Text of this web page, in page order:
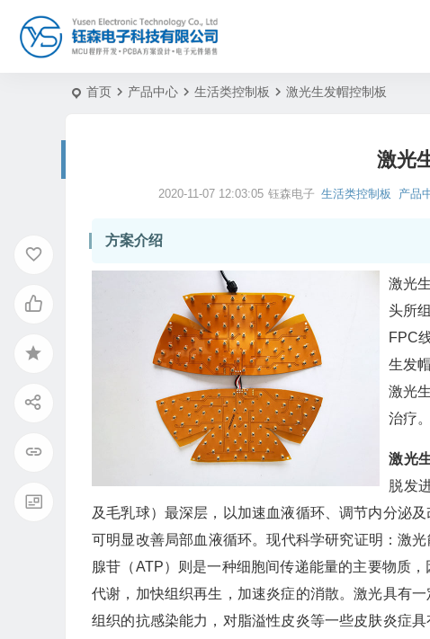
首页 产品中心 生活类控制板 激光生发帽控制板
激光
2020-11-07 12:03:05 钰森电子 生活类控制板 产品
方案介绍
激光
头所
FPC
生发
激光
治疗。
激光
脱发
及毛乳球）最深层，以加速血液循环、调节内分泌
可明显改善局部血液循环。现代科学研究证明：激
腺苷（ATP）则是一种细胞间传递能量的主要物质
代谢，加快组织再生，加速炎症的消散。激光具有
组织的抗感染能力，对脂溢性皮炎等一些皮肤炎症